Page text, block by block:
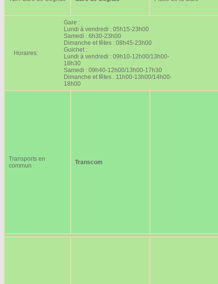
Horaires:
Gare :
Lundi à vendredi : 05h15-23h00
Samedi : 6h30-23h00
Dimanche et fêtes : 08h45-23h00
Guichet :
Lundi à vendredi : 09h10-12h00/13h00-
18h30
Samedi : 09h40-12h00/13h00-17h30
Dimanche et fêtes : 11h00-13h00/14h00-
18h00
Transports en
commun
Transcom